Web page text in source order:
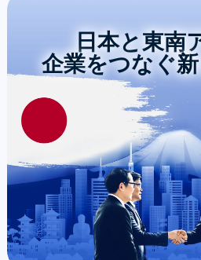
日本と東南
企業をつなぐ